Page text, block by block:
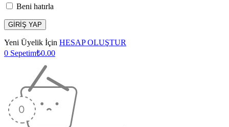
Beni hatırla
Yeni Üyelik İçin HESAP OLUŞTUR
0 Sepetim₺0.00